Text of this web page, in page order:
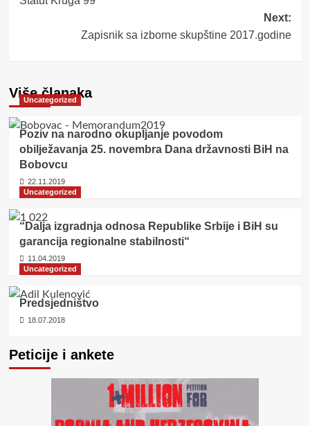
navigation
Next:
Zapisnik sa izborne skupštine 2017.godine
Više članaka
Uncategorized
Poziv na narodno okupljanje povodom
obilježavanja 25. novembra Dana državnosti BiH na
Bobovcu
22.11.2019
Uncategorized
“Dalja izgradnja odnosa Republike Srbije i BiH su
garancija regionalne stabilnosti“
11.04.2019
Uncategorized
Predsjedništvo
18.07.2018
Peticije i ankete